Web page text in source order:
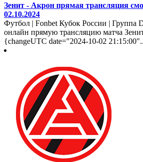
Зенит - Акрон прямая трансляция
02.10.2024
Футбол | Fonbet Кубок России | Группа
онлайн прямую трансляцию матча
{changeUTC date="2024-10-02